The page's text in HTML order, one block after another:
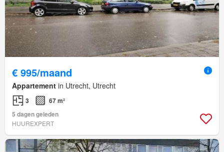
€ 995/maand
Appartement in Utrecht, Utrecht
3
67 m²
5 dagen geleden
HUUREXPERT